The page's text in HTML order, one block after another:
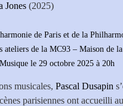
Jones (2025)
de Paris et de la
ateliers de la MC93 – Maison de
le 29 octobre 2025 à 20h
musicales, Pascal Dusapin
parisiennes ont accueilli